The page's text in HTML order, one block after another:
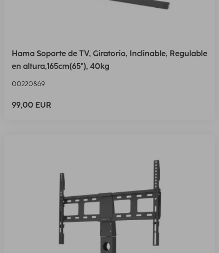
Hama Soporte de TV, Giratorio, Inclinable, Regulable
en altura,165cm(65"), 40kg
00220869
99,00 EUR